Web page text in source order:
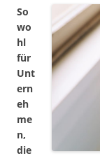
So
wo
hl
für
Unt
ern
eh
me
n,
die